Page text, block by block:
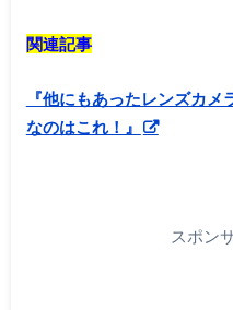
関連記事
『他にもあったレンズカ
なのはこれ！』
スポン